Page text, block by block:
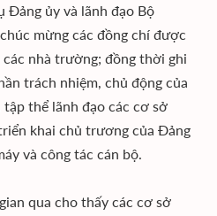
Đảng ủy và lãnh đạo Bộ
mừng các đồng chí được
nhà trường; đồng thời ghi
trách nhiệm, chủ động của
thể lãnh đạo các cơ sở
khai chủ trương của Đảng
và công tác cán bộ.
qua cho thấy các cơ sở